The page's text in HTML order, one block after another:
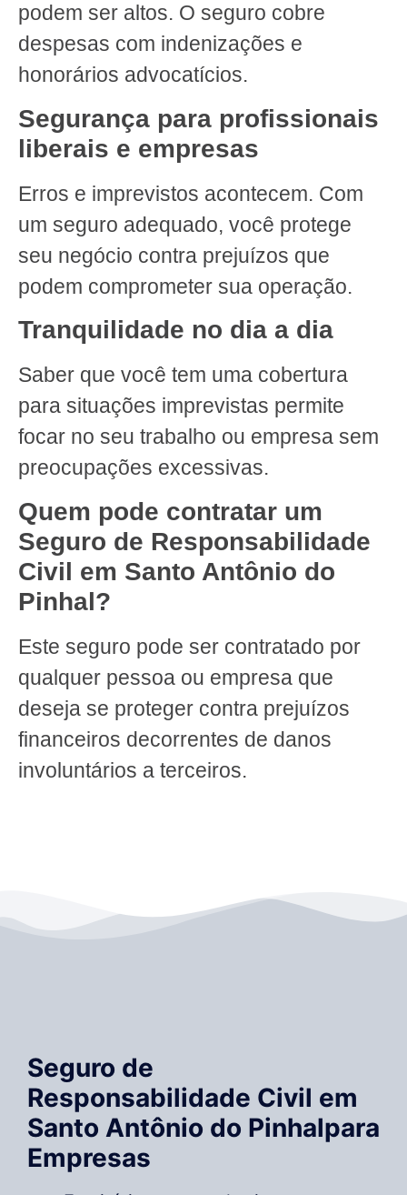
podem ser altos. O seguro cobre
despesas com indenizações e
honorários advocatícios.
Segurança para profissionais
liberais e empresas
Erros e imprevistos acontecem. Com
um seguro adequado, você protege
seu negócio contra prejuízos que
podem comprometer sua operação.
Tranquilidade no dia a dia
Saber que você tem uma cobertura
para situações imprevistas permite
focar no seu trabalho ou empresa sem
preocupações excessivas.
Quem pode contratar um
Seguro de Responsabilidade
Civil em Santo Antônio do
Pinhal?
Este seguro pode ser contratado por
qualquer pessoa ou empresa que
deseja se proteger contra prejuízos
financeiros decorrentes de danos
involuntários a terceiros.
Seguro de
Responsabilidade Civil em
Santo Antônio do Pinhalpara
Empresas